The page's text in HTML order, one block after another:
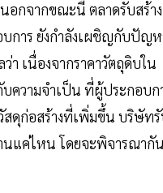
อกจากขณะนี้ ตลาดรับสร้าง
บการ ยังกำลังเผชิญกับปัญ
า เนื่องจากราคาวัตถุดิบใน
บความจำเป็น ที่ผู้ประกอบก
สดุก่อสร้างที่เพิ่มขึ้น บริษัท
านแค่ไหน โดยจะพิจารณากั